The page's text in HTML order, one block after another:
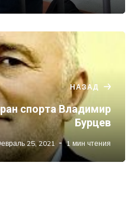
НАЗАД
спорта Владимир
Бурцев
25, 2021 1 мин чтения